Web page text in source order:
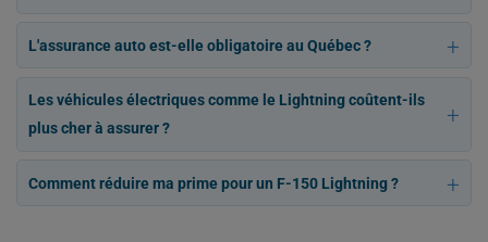
L'assurance auto est-elle obligatoire au Québec ?
Les véhicules électriques comme le Lightning coûtent-ils
plus cher à assurer ?
Comment réduire ma prime pour un F-150 Lightning ?